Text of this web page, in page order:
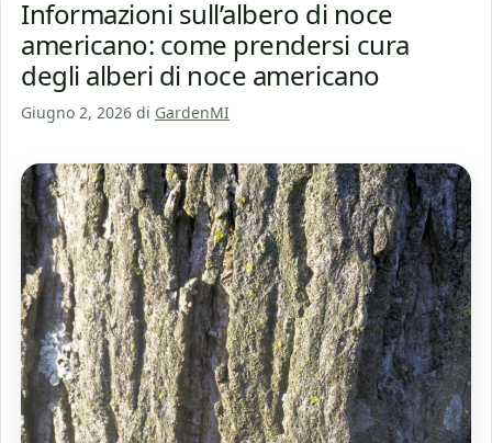
Informazioni sull’albero di noce
americano: come prendersi cura
degli alberi di noce americano
Giugno 2, 2026 di GardenMI